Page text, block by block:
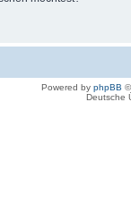
Powered by phpBB
Deutsche